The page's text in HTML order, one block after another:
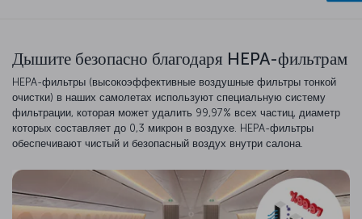
Дышите безопасно благодаря HEPA-фильтрам
HEPA-фильтры (высокоэффективные воздушные фильтры тонкой
очистки) в наших самолетах используют специальную систему
фильтрации, которая может удалить 99,97% всех частиц, диаметр
которых составляет до 0,3 микрон в воздухе. HEPA-фильтры
обеспечивают чистый и безопасный воздух внутри салона.